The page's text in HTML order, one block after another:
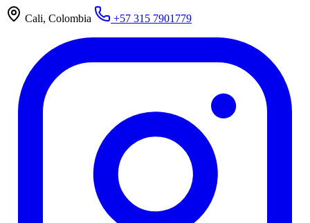
Cali, Colombia +57 315 7901779